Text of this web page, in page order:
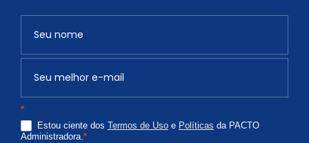
*
Estou ciente dos Termos de Uso e Políticas da PACTO
Administradora.*
v
ê